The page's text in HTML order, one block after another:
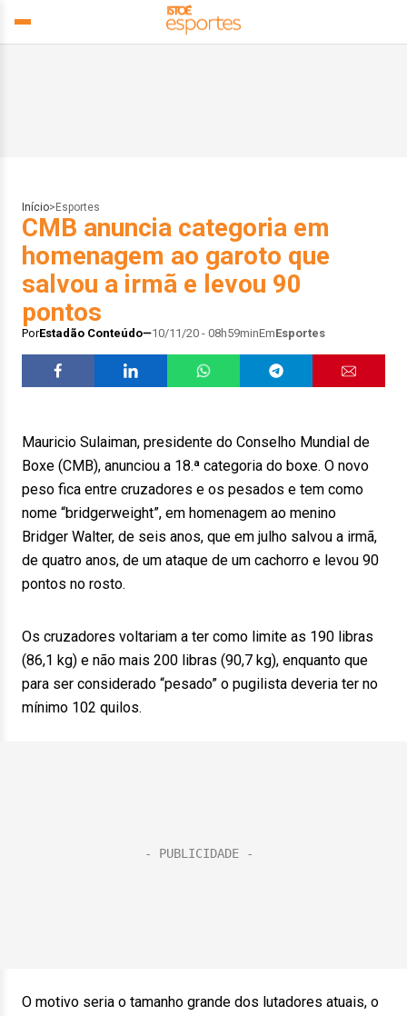
Início> Esportes
CMB anuncia categoria em
homenagem ao garoto que
salvou a irmã e levou 90
pontos
PorEstadão Conteúdo 10/11/20 - 08h59minEmEsportes
Mauricio Sulaiman, presidente do Conselho Mundial de
Boxe (CMB), anunciou a 18.ª categoria do boxe. O novo
peso fica entre cruzadores e os pesados e tem como
nome “bridgerweight”, em homenagem ao menino
Bridger Walter, de seis anos, que em julho salvou a irmã,
de quatro anos, de um ataque de um cachorro e levou 90
pontos no rosto.
Os cruzadores voltariam a ter como limite as 190 libras
(86,1 kg) e não mais 200 libras (90,7 kg), enquanto que
para ser considerado “pesado” o pugilista deveria ter no
mínimo 102 quilos.
O motivo seria o tamanho grande dos lutadores atuais, o